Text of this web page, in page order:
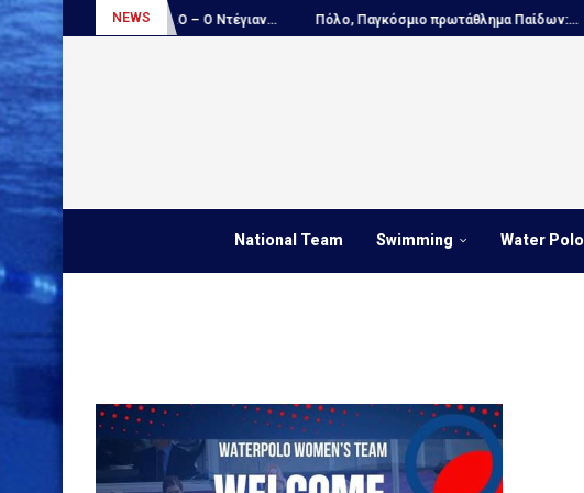
NEWS
ΑΠΟΚΛΕΙΣΤΙΚΟ – Ο Ντέγιαν... Πόλο, Παγκόσμιο πρωτάθλημα Παίδων:...
National Team Swimming Water Polo